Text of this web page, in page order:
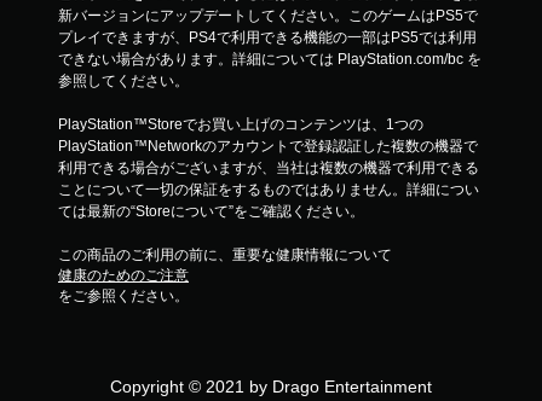
新バージョンにアップデートしてください。このゲームはPS5で
プレイできますが、PS4で利用できる機能の一部はPS5では利用
できない場合があります。詳細については PlayStation.com/bc を
参照してください。
PlayStation™Storeでお買い上げのコンテンツは、1つの
PlayStation™Networkのアカウントで登録認証した複数の機器で
利用できる場合がございますが、当社は複数の機器で利用できる
ことについて一切の保証をするものではありません。詳細につい
ては最新の“Storeについて”をご確認ください。
この商品のご利用の前に、重要な健康情報について
健康のためのご注意
をご参照ください。
Copyright © 2021 by Drago Entertainment